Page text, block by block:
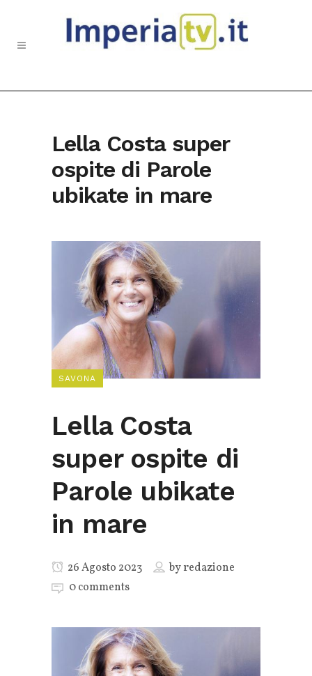
Lella Costa super
ospite di Parole
ubikate in mare
SAVONA
Lella Costa
super ospite di
Parole ubikate
in mare
26 Agosto 2023 byredazione
0 comments